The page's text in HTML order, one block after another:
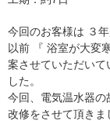
今回のお客様は ３
以前 『 浴室が大変
案させていただいて
した。
今回、電気温水器
改修をさせて頂きま